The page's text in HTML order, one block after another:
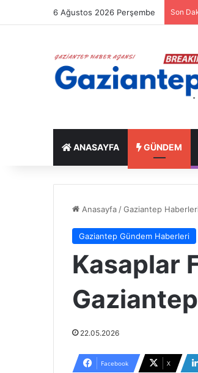
6 Ağustos 2026 Perşembe Son
ANASAYFA GÜNDEM
Anasayfa /Gaziantep Haberleri
Gaziantep Gündem Haberleri
Kasaplar
22.05.2026
Facebook X